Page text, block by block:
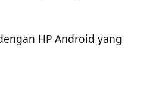
HP Android yang